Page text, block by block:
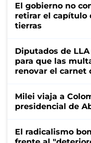
El gobierno no
retirar el capítulo
tierras
Diputados de
para que las
renovar el carnet
Milei viaja a
presidencial de
El radicalismo